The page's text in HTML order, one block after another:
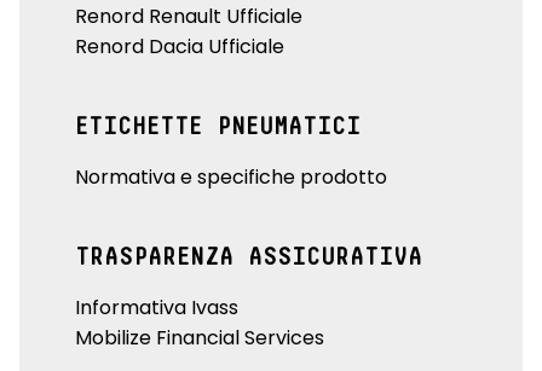
Renord Renault Ufficiale
Renord Dacia Ufficiale
ETICHETTE PNEUMATICI
Normativa e specifiche prodotto
TRASPARENZA ASSICURATIVA
Informativa Ivass
Mobilize Financial Services